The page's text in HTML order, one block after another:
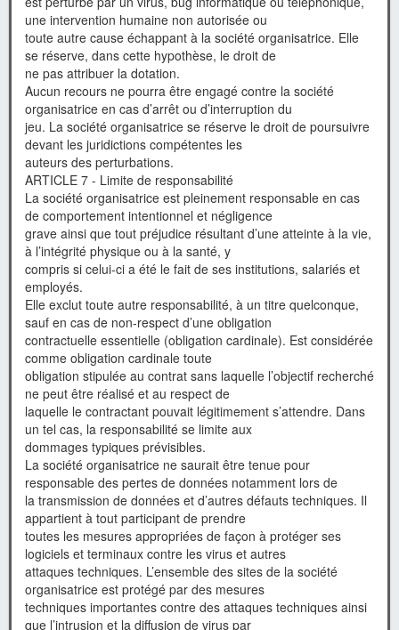
une intervention humaine non autorisée ou
toute autre cause échappant à la société organisatrice. Elle
se réserve, dans cette hypothèse, le droit de
ne pas attribuer la dotation.
Aucun recours ne pourra être engagé contre la société
organisatrice en cas d’arrêt ou d’interruption du
jeu. La société organisatrice se réserve le droit de poursuivre
devant les juridictions compétentes les
auteurs des perturbations.
ARTICLE 7 - Limite de responsabilité
La société organisatrice est pleinement responsable en cas
de comportement intentionnel et négligence
grave ainsi que tout préjudice résultant d’une atteinte à la vie,
à l’intégrité physique ou à la santé, y
compris si celui-ci a été le fait de ses institutions, salariés et
employés.
Elle exclut toute autre responsabilité, à un titre quelconque,
sauf en cas de non-respect d’une obligation
contractuelle essentielle (obligation cardinale). Est considérée
comme obligation cardinale toute
obligation stipulée au contrat sans laquelle l’objectif recherché
ne peut être réalisé et au respect de
laquelle le contractant pouvait légitimement s’attendre. Dans
un tel cas, la responsabilité se limite aux
dommages typiques prévisibles.
La société organisatrice ne saurait être tenue pour
responsable des pertes de données notamment lors de
la transmission de données et d’autres défauts techniques. Il
appartient à tout participant de prendre
toutes les mesures appropriées de façon à protéger ses
logiciels et terminaux contre les virus et autres
attaques techniques. L’ensemble des sites de la société
organisatrice est protégé par des mesures
techniques importantes contre des attaques techniques ainsi
que l’intrusion et la diffusion de virus par